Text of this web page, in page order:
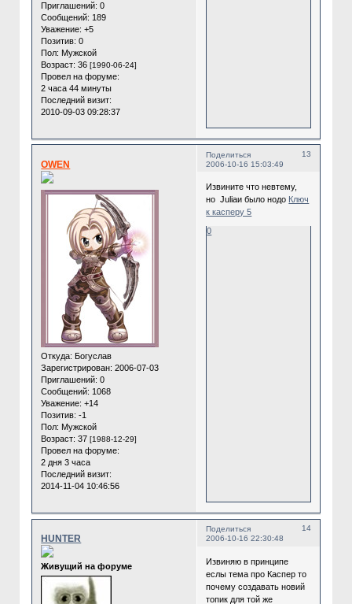
Приглашений: 0
Сообщений: 189
Уважение: +5
Позитив: 0
Пол: Мужской
Возраст: 36[1990-06-24]
Провел на форуме:
2 часа 44 минуты
Последний визит:
2010-09-03 09:28:37
Поделиться
13
2006-10-16 15:03:49
OWEN
Откуда: Богуслав
Зарегистрирован: 2006-07-03
Приглашений: 0
Сообщений: 1068
Уважение: +14
Позитив: -1
Пол: Мужской
Возраст: 37[1988-12-29]
Провел на форуме:
2 дня 3 часа
Последний визит:
2014-11-04 10:46:56
Извините что невтему,
но Juliaи было нодо Ключ
к касперу 5
0
Поделиться
14
2006-10-16 22:30:48
HUNTER
Живущий на форуме
Извиняю в принципе
еслы тема про Каспер то
почему создавать новий
топик для той же